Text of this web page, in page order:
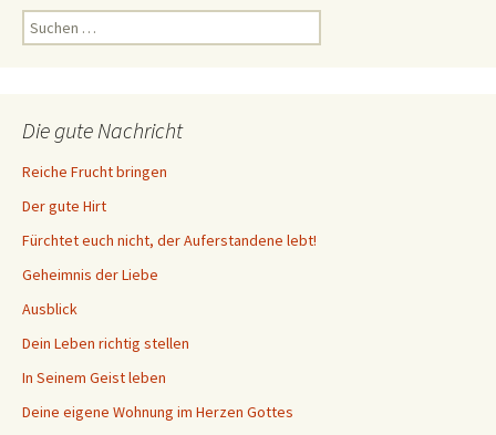
Suchen
nach:
Die gute Nachricht
Reiche Frucht bringen
Der gute Hirt
Fürchtet euch nicht, der Auferstandene lebt!
Geheimnis der Liebe
Ausblick
Dein Leben richtig stellen
In Seinem Geist leben
Deine eigene Wohnung im Herzen Gottes